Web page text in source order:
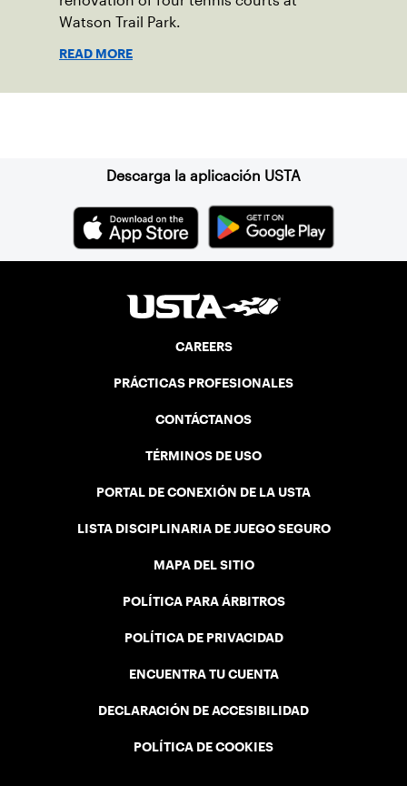
Watson Trail Park.
READ MORE
Descarga la aplicación USTA
CAREERS
PRÁCTICAS PROFESIONALES
CONTÁCTANOS
TÉRMINOS DE USO
PORTAL DE CONEXIÓN DE LA USTA
LISTA DISCIPLINARIA DE JUEGO SEGURO
MAPA DEL SITIO
POLÍTICA PARA ÁRBITROS
POLÍTICA DE PRIVACIDAD
ENCUENTRA TU CUENTA
DECLARACIÓN DE ACCESIBILIDAD
POLÍTICA DE COOKIES